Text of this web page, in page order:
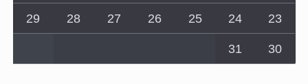
23
24
25
26
27
28
29
30
31